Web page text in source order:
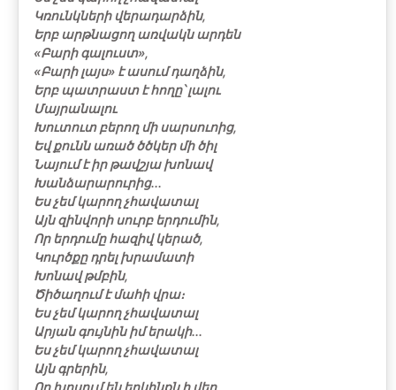
Կռունկների վերադարձին,
Երբ արթնացող առվակն արդեն
«Բարի գալուստ»,
«Բարի լայս» է ասում դաղձին,
Երբ պատրաստ է հողը՝ լալու
Մայրանալու
Խուտուտ բերող մի սարսուոից,
Եվ քունն առած ծծկեր մի ծիլ
Նայում է իր թավշյա խոնավ
Խանձարարուրից...
Ես չեմ կարող չհավատալ
Այն զինվորի սուրբ երդումին,
Որ երդումը հազիվ կերած,
Կուրծքը դրել խրամատի
Խոնավ թմբին,
Ծիծաղում է մահի վրա։
Ես չեմ կարող չհավատալ
Արյան գույնին իմ երակի...
Ես չեմ կարող չհավատալ
Այն գրերին,
Որ խոսում են երկինքն ի վեր